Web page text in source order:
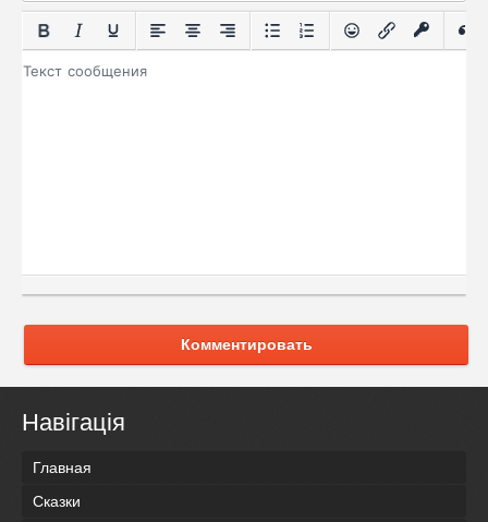
Комментировать
Навігація
Главная
Сказки